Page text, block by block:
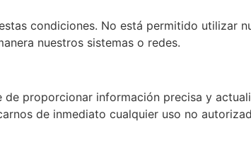
condiciones. No está permitido utilizar
nuestros sistemas o redes.
proporcionar información precisa y
de inmediato cualquier uso no